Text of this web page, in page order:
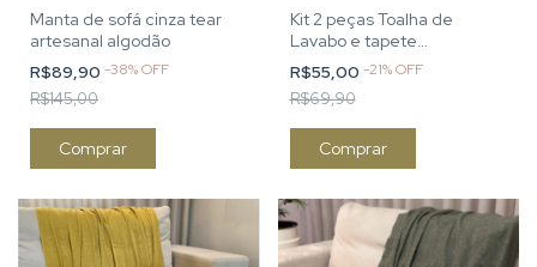
Manta de sofá cinza tear
artesanal algodão
R$89,90 -38%OFF
R$145,00
Comprar
Kit 2 peças Toalha de
Lavabo e tapete
combinando
R$55,00 -21%OFF
R$69,90
Comprar